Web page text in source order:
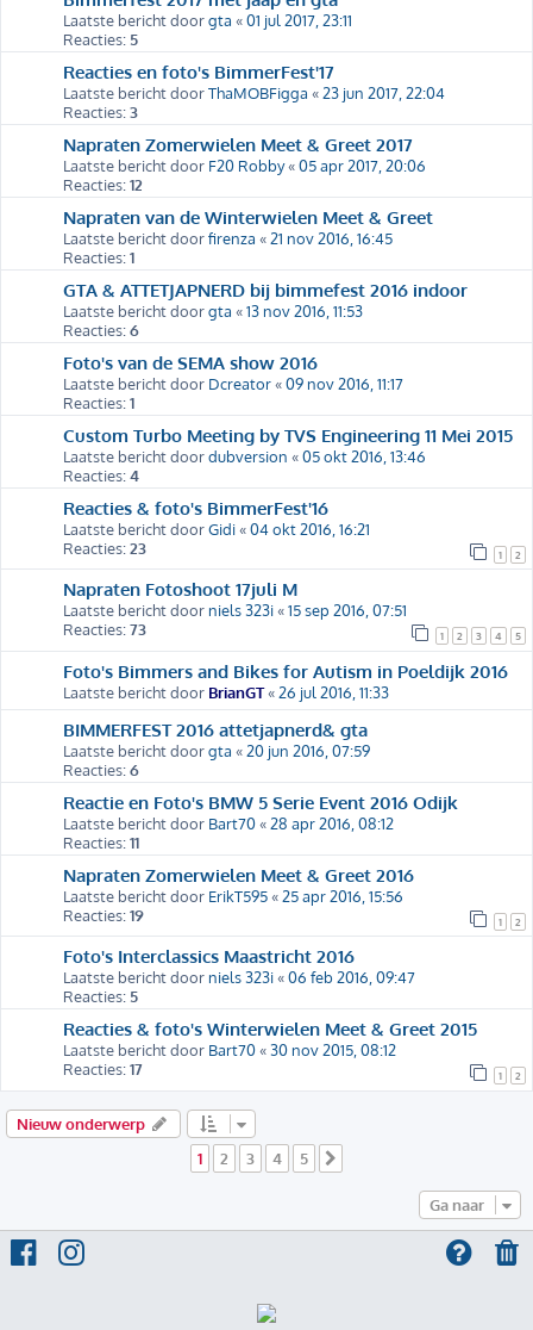
Laatste bericht doorgta «01 jul 2017, 23:11
Reacties: 5
Reacties en foto's BimmerFest'17
Laatste bericht doorThaMOBFigga «23 jun 2017, 22:04
Reacties:3
Napraten Zomerwielen Meet & Greet 2017
Laatste bericht door F20 Robby«05 apr 2017, 20:06
Reacties:12
Napraten van de Winterwielen Meet & Greet
Laatste bericht doorfirenza «21 nov 2016, 16:45
Reacties:1
GTA & ATTETJAPNERD bij bimmefest 2016 indoor
Laatste bericht doorgta «13 nov 2016, 11:53
Reacties:6
Foto's van de SEMA show 2016
Laatste bericht door Dcreator«09 nov 2016, 11:17
Reacties:1
Custom Turbo Meeting by TVS Engineering 11 Mei 2015
Laatste bericht doordubversion «05 okt 2016, 13:46
Reacties:4
Reacties & foto's BimmerFest'16
Laatste bericht doorGidi«04 okt 2016, 16:21
Reacties:23 1 2
Napraten Fotoshoot 17juli M
Laatste bericht door niels 323i«15 sep 2016, 07:51
Reacties:73 1 2 3 4 5
Foto's Bimmers and Bikes for Autism in Poeldijk 2016
Laatste bericht door BrianGT«26 jul 2016, 11:33
BIMMERFEST 2016 attetjapnerd& gta
Laatste bericht doorgta «20 jun 2016, 07:59
Reacties:6
Reactie en Foto's BMW 5 Serie Event 2016 Odijk
Laatste bericht door Bart70«28 apr 2016, 08:12
Reacties:11
Napraten Zomerwielen Meet & Greet 2016
Laatste bericht door ErikT595«25 apr 2016, 15:56
Reacties:19 1 2
Foto's Interclassics Maastricht 2016
Laatste bericht door niels 323i«06 feb 2016, 09:47
Reacties: 5
Reacties & foto's Winterwielen Meet & Greet 2015
Laatste bericht door Bart70«30 nov 2015, 08:12
Reacties:17 1 2
Nieuw onderwerp
1
2 3 4 5
Ga naar